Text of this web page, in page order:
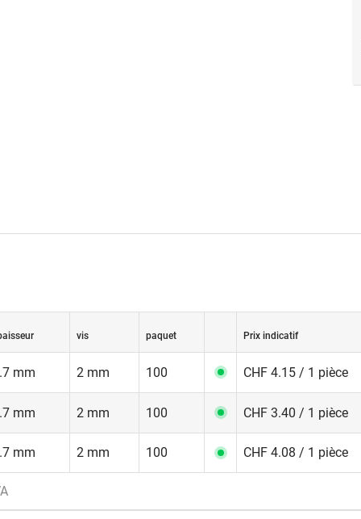
vis paquet Prix indicatif
mm 2 mm 100 CHF 4.15 / 1 pièce
mm 2 mm 100 CHF 3.40 / 1 pièce
mm 2 mm 100 CHF 4.08 / 1 pièce